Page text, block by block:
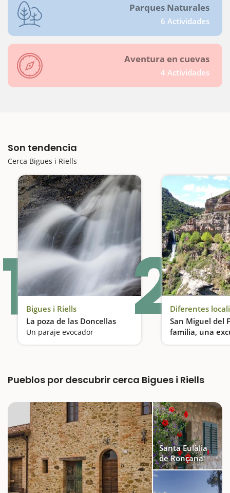
Parques Naturales
6 Actividades
Aventura en cuevas
4 Actividades
Son tendencia
Cerca Bigues i Riells
1 Bigues i Riells
La poza de las Doncellas
Un paraje evocador 2Diferentes
San Miguel del
familia, una
entre cascadas
Pueblos por descubrir cerca Bigues i Riells
Santa Eulàlia
de Ronçana